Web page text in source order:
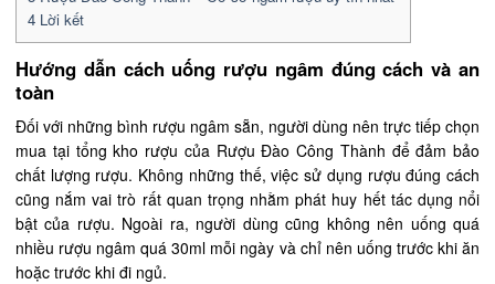
4 Lời kết
Hướng dẫn cách uống rượu ngâm đúng cách và an
toàn
Đối với những bình rượu ngâm sẵn, người dùng nên trực tiếp chọn
mua tại tổng kho rượu của Rượu Đào Công Thành để đảm bảo
chất lượng rượu. Không những thế, việc sử dụng rượu đúng cách
cũng nắm vai trò rất quan trọng nhằm phát huy hết tác dụng nổi
bật của rượu. Ngoài ra, người dùng cũng không nên uống quá
nhiều rượu ngâm quá 30ml mỗi ngày và chỉ nên uống trước khi ăn
hoặc trước khi đi ngủ.